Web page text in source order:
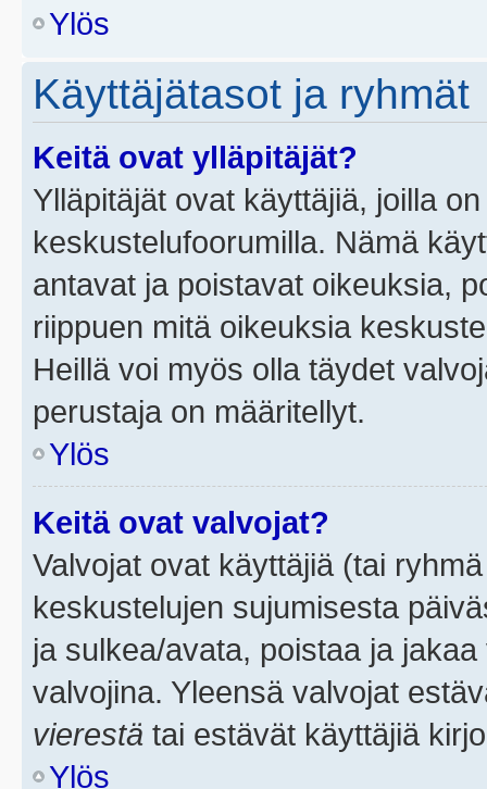
Ylös
Käyttäjätasot ja ryhmät
Keitä ovat ylläpitäjät?
Ylläpitäjät ovat käyttäjiä, joilla
keskustelufoorumilla. Nämä
antavat ja poistavat oikeuksia,
riippuen mitä oikeuksia
Heillä voi myös olla täydet
perustaja on määritellyt.
Ylös
Keitä ovat valvojat?
Valvojat ovat käyttäjiä (tai
keskustelujen sujumisesta
ja sulkea/avata, poistaa ja
valvojina. Yleensä valvojat
vierestä tai estävät käyttäjiä
Ylös